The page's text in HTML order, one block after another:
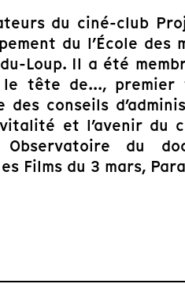
du ciné-club
du l’École des
Loup. Il a été
tête de...,
conseils
et l’avenir du
du
Films du 3 mars,